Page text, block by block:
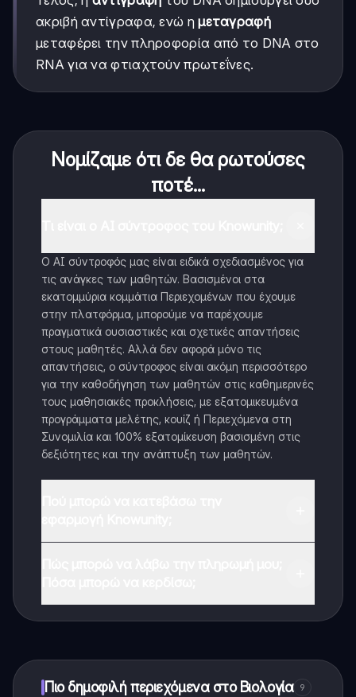
ακριβή αντίγραφα, ενώ ημεταγραφή
μεταφέρει την πληροφορία από το DNA στο
RNA για να φτιαχτούν πρωτεΐνες.
Νομίζαμε ότι δε θα ρωτούσες
ποτέ...
Ο AI σύντροφός μας είναι ειδικά σχεδιασμένος για
τις ανάγκες των μαθητών. Βασισμένοι στα
εκατομμύρια κομμάτια Περιεχομένων που έχουμε
στην πλατφόρμα, μπορούμε να παρέχουμε
πραγματικά ουσιαστικές και σχετικές απαντήσεις
στους μαθητές. Αλλά δεν αφορά μόνο τις
απαντήσεις, ο σύντροφος είναι ακόμη περισσότερο
για την καθοδήγηση των μαθητών στις καθημερινές
τους μαθησιακές προκλήσεις, με εξατομικευμένα
προγράμματα μελέτης, κουίζ ή Περιεχόμενα στη
Συνομιλία και 100% εξατομίκευση βασισμένη στις
δεξιότητες και την ανάπτυξη των μαθητών.
Πιο δημοφιλή περιεχόμενα στο Βιολογία 9